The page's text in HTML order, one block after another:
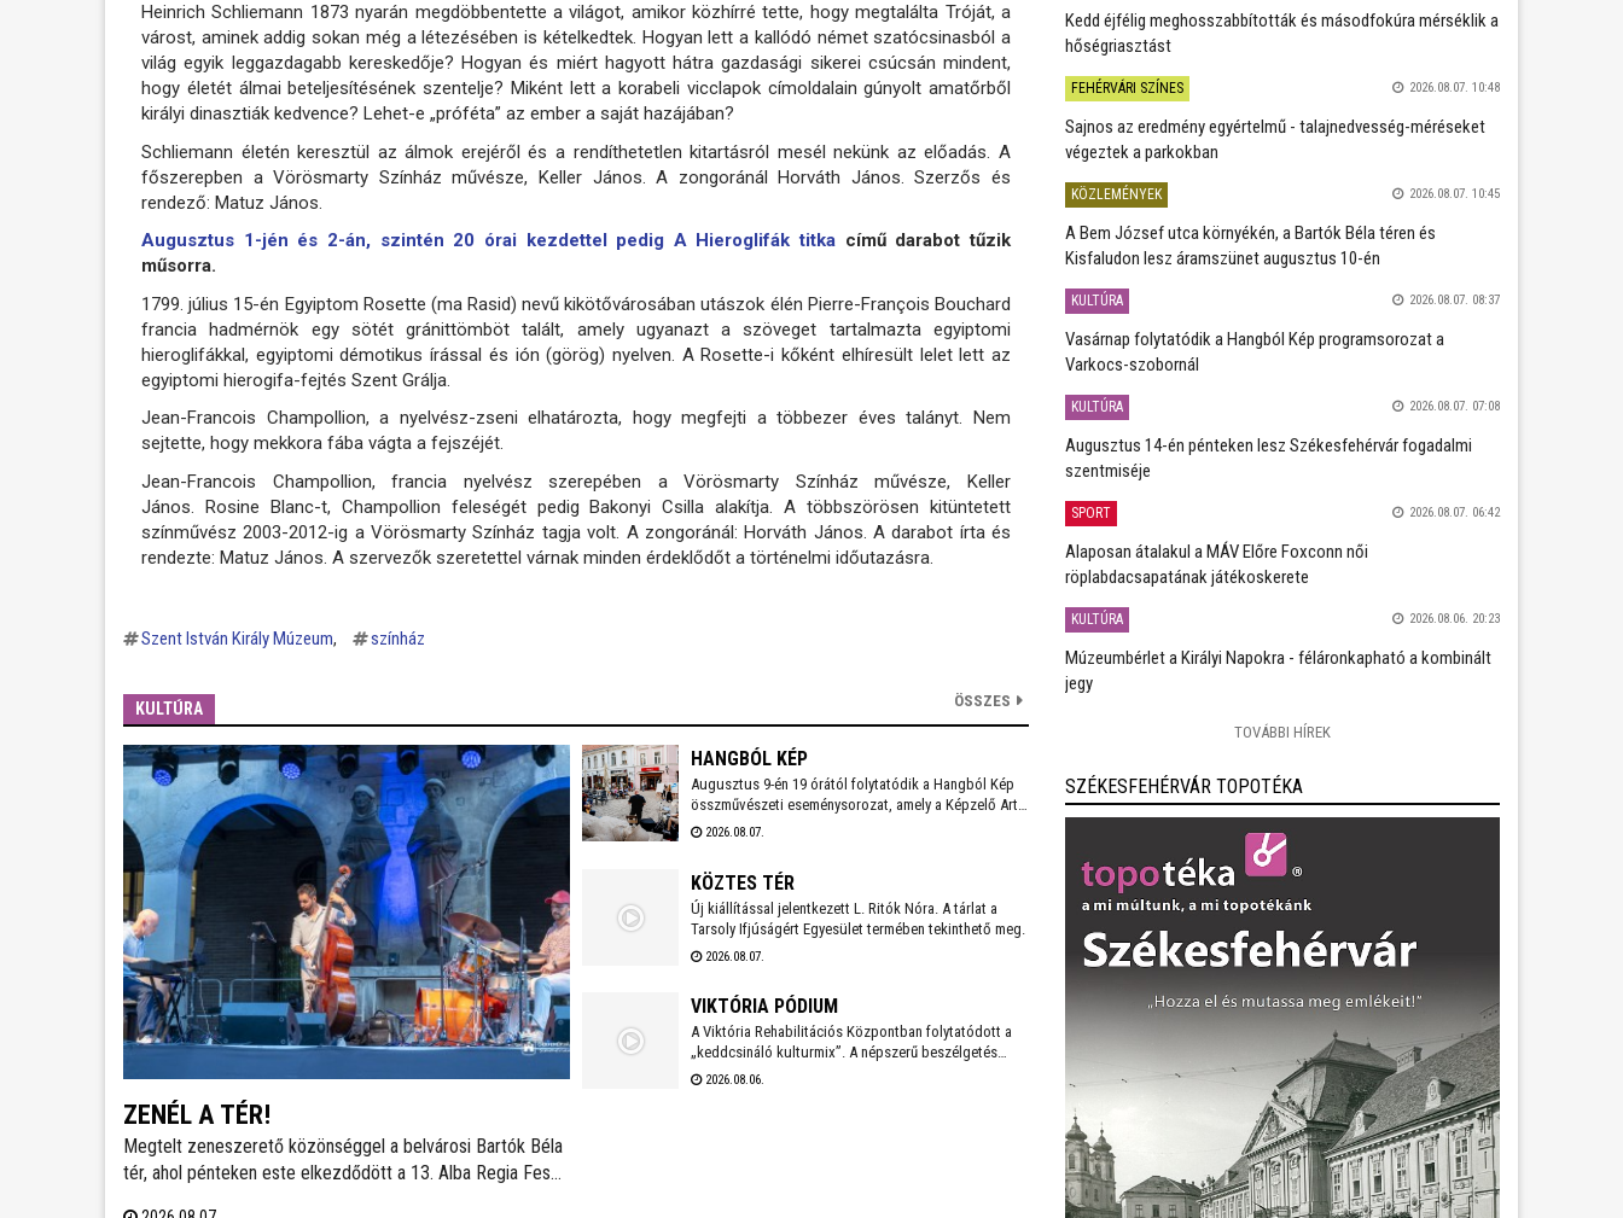
Heinrich Schliemann 1873 nyarán megdöbbentette a világot, amikor közhírré tette, hogy megtalálta Tróját, a
várost, aminek addig sokan még a létezésében is kételkedtek. Hogyan lett a kallódó német szatócsinasból a
világ egyik leggazdagabb kereskedője? Hogyan és miért hagyott hátra gazdasági sikerei csúcsán mindent,
hogy életét álmai beteljesítésének szentelje? Miként lett a korabeli vicclapok címoldalain gúnyolt amatőrből
királyi dinasztiák kedvence? Lehet-e „próféta” az ember a saját hazájában?
Schliemann életén keresztül az álmok erejéről és a rendíthetetlen kitartásról mesél nekünk az előadás. A
főszerepben a Vörösmarty Színház művésze, Keller János. A zongoránál Horváth János. Szerzős és
rendező: Matuz János.
Augusztus 1-jén és 2-án, szintén 20 órai kezdettel pedig A Hieroglifák titka című darabot tűzik
műsorra.
1799. július 15-én Egyiptom Rosette (ma Rasid) nevű kikötővárosában utászok élén Pierre-François Bouchard
francia hadmérnök egy sötét gránittömböt talált, amely ugyanazt a szöveget tartalmazta egyiptomi
hieroglifákkal, egyiptomi démotikus írással és ión (görög) nyelven. A Rosette-i kőként elhíresült lelet lett az
egyiptomi hierogifa-fejtés Szent Grálja.
Jean-Francois Champollion, a nyelvész-zseni elhatározta, hogy megfejti a többezer éves talányt. Nem
sejtette, hogy mekkora fába vágta a fejszéjét.
Jean-Francois Champollion, francia nyelvész szerepében a Vörösmarty Színház művésze, Keller
János. Rosine Blanc-t, Champollion feleségét pedig Bakonyi Csilla alakítja. A többszörösen kitüntetett
színművész 2003-2012-ig a Vörösmarty Színház tagja volt. A zongoránál: Horváth János. A darabot írta és
rendezte: Matuz János. A szervezők szeretettel várnak minden érdeklődőt a történelmi időutazásra.
Szent István Király Múzeum színház
KULTÚRA ÖSSZES
ZENÉL A TÉR!
Megtelt zeneszerető közönséggel a belvárosi Bartók Béla
tér, ahol pénteken este elkezdődött a 13. Alba Regia Feszt.
HANGBÓL KÉP
Augusztus 9-én 19 órától folytatódik a Hangból Kép
összművészeti eseménysorozat, amely a Képzelő Art
Gallery művészeti közösségéhez kapcsolódó
2026.08.07.
KÖZTES TÉR
Új kiállítással jelentkezett L. Ritók Nóra. A tárlat a
Tarsoly Ifjúságért Egyesület termében tekinthető meg.
2026.08.07.
VIKTÓRIA PÓDIUM
A Viktória Rehabilitációs Központban folytatódott a
„keddcsináló kulturmix”. A népszerű beszélgetés
sorozaton ezúttal is kivételes vendégek tisztelték
2026.08.06.
Kedd éjfélig meghosszabbították és másodfokúra mérséklik a
hőségriasztást
FEHÉRVÁRI SZÍNES 2026.08.07. 10:48
Sajnos az eredmény egyértelmű - talajnedvesség-méréseket
végeztek a parkokban
KÖZLEMÉNYEK 2026.08.07. 10:45
A Bem József utca környékén, a Bartók Béla téren és
Kisfaludon lesz áramszünet augusztus 10-én
KULTÚRA 2026.08.07. 08:37
Vasárnap folytatódik a Hangból Kép programsorozat a
Varkocs-szobornál
KULTÚRA 2026.08.07. 07:08
Augusztus 14-én pénteken lesz Székesfehérvár fogadalmi
szentmiséje
SPORT 2026.08.07. 06:42
Alaposan átalakul a MÁV Előre Foxconn női
röplabdacsapatának játékoskerete
KULTÚRA 2026.08.06. 20:23
Múzeumbérlet a Királyi Napokra - féláronkapható a kombinált
jegy
TOVÁBBI HÍREK
SZÉKESFEHÉRVÁR TOPOTÉKA